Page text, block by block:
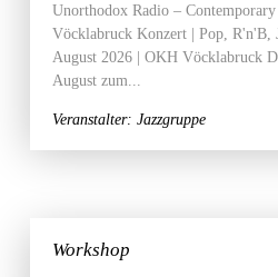
Unorthodox Radio –
Vöcklabruck Konzert | Pop, R'n'B,
August 2026 | OKH Vöcklabruck
August zum...
Veranstalter: Jazzgruppe
Workshop